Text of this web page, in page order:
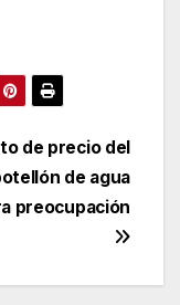
de precio del
de agua
preocupación